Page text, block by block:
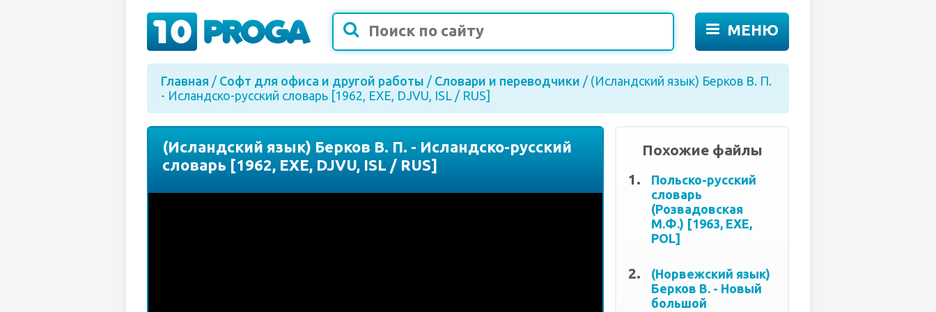
МЕНЮ
Главная / Софт для офиса и другой работы / Словари и переводчики / (Исландский язык) Берков В. П.
- Исландско-русский словарь [1962, EXE, DJVU, ISL / RUS]
(Исландский язык) Берков В. П. - Исландско-русский
словарь [1962, EXE, DJVU, ISL / RUS]
Похожие файлы
Польско-русский
словарь
(Розвадовская
М.Ф.) [1963, EXE,
POL]
(Норвежский язык)
Берков В. - Новый
большой